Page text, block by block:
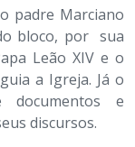
padre Marciano
bloco, por sua
Leão XIV e o
a Igreja. Já o
documentos e
discursos.